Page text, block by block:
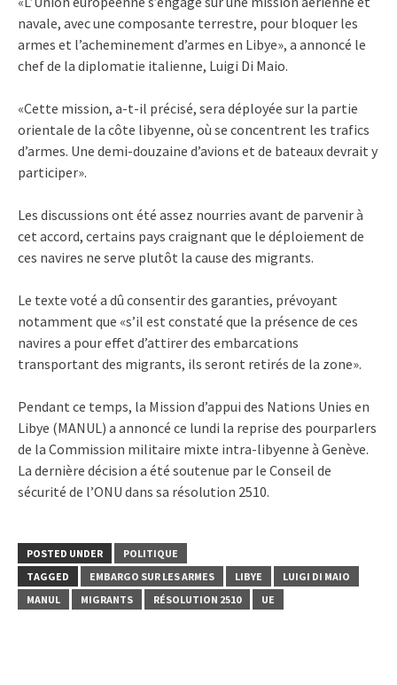
navale, avec une composante terrestre, pour bloquer les
armes et l’acheminement d’armes en Libye», a annoncé le
chef de la diplomatie italienne, Luigi Di Maio.
«Cette mission, a-t-il précisé, sera déployée sur la partie
orientale de la côte libyenne, où se concentrent les trafics
d’armes. Une demi-douzaine d’avions et de bateaux devrait y
participer».
Les discussions ont été assez nourries avant de parvenir à
cet accord, certains pays craignant que le déploiement de
ces navires ne serve plutôt la cause des migrants.
Le texte voté a dû consentir des garanties, prévoyant
notamment que «s’il est constaté que la présence de ces
navires a pour effet d’attirer des embarcations
transportant des migrants, ils seront retirés de la zone».
Pendant ce temps, la Mission d’appui des Nations Unies en
Libye (MANUL) a annoncé ce lundi la reprise des pourparlers
de la Commission militaire mixte intra-libyenne à Genève.
La dernière décision a été soutenue par le Conseil de
sécurité de l’ONU dans sa résolution 2510.
POSTED UNDER
POLITIQUE
TAGGED
EMBARGO SUR LES ARMES LIBYE
LUIGI DI MAIO
MANUL
MIGRANTS RÉSOLUTION 2510 UE